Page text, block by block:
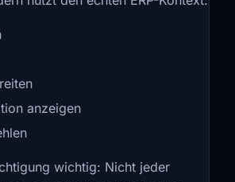
anzeigen
wichtig: Nicht jeder